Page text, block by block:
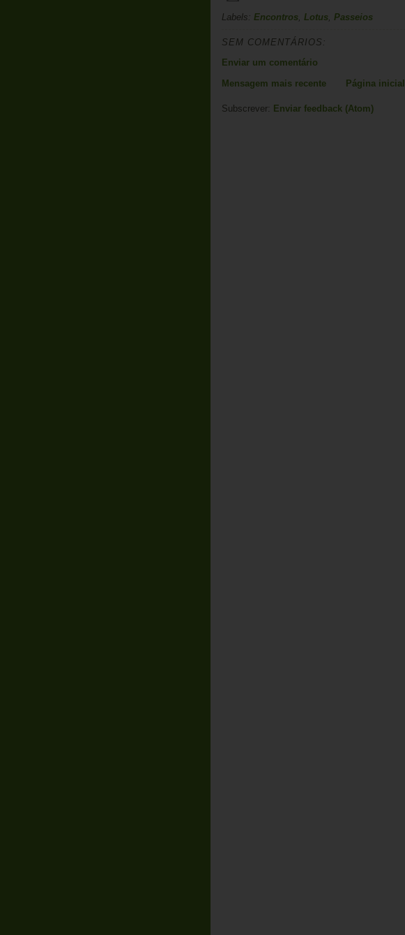
Labels: Encontros Lotus Passeios
SEM COMENTÁRIOS:
Enviar um comentário
Mensagem mais recente
Página inicial
Subscrever: Enviar feedback (Atom)